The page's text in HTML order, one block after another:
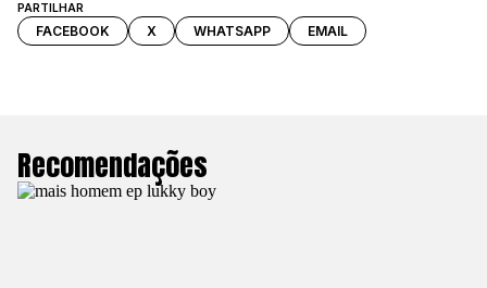
PARTILHAR
FACEBOOK X WHATSAPP EMAIL
Recomendações